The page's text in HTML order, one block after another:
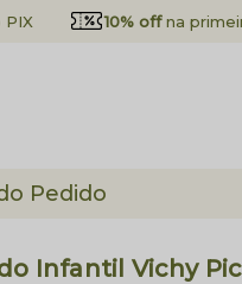
PIX 10% offna
Pedido
Infantil Vichy